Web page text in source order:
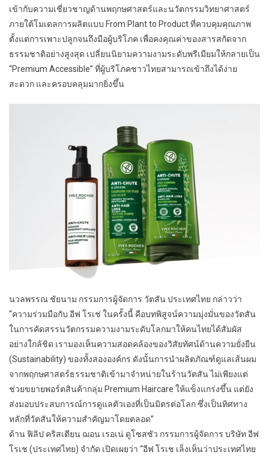
เข้ากับความเชี่ยวชาญด้านพฤกษศาสตร์และนวัตกรรมวิทยาศาสตร์
ภายใต้โมเดลการผลิตแบบ From Plant to Product ที่ควบคุมคุณภาพ
ตั้งแต่การเพาะปลูกจนถึงมือผู้บริโภค เพื่อคงคุณค่าของสารสกัดจาก
ธรรมชาติอย่างสูงสุด เปลี่ยนนิยามความงามระดับพรีเมียมให้กลายเป็น
“Premium Accessible” ที่ผู้บริโภคชาวไทยสามารถเข้าถึงได้ง่าย
สะดวก และครอบคลุมมากยิ่งขึ้น
นวลพรรณ ชัยนาม กรรมการผู้จัดการ วัตสัน ประเทศไทย กล่าวว่า
“ความร่วมมือกับ อีฟ โรเช่ ในครั้งนี้ คือบทพิสูจน์ความมุ่งมั่นของวัตสัน
ในการคัดสรรนวัตกรรมความงามระดับโลกมาให้คนไทยได้สัมผัส
อย่างใกล้ชิด เรามองเห็นความสอดคล้องของวิสัยทัศน์ด้านความยั่งยืน
(Sustainability) ของทั้งสององค์กร ดังนั้นการนำผลิตภัณฑ์ดูแลเส้นผม
จากพฤกษศาสตร์ธรรมชาติเข้ามาจำหน่ายในร้านวัตสัน ไม่เพียงแต่
ช่วยขยายพอร์ตสินค้ากลุ่ม Premium Haircare ให้แข็งแกร่งขึ้น แต่ยัง
ส่งมอบประสบการณ์การดูแลตัวเองที่เป็นมิตรต่อโลก ซึ่งเป็นทิศทาง
หลักที่วัตสันให้ความสำคัญมาโดยตลอด”
ด้าน ฟิลิป คริสเตียน ฌอน เรอเน่ ดูโซสซัว กรรมการผู้จัดการ บริษัท อีฟ
โรเช (ประเทศไทย) จำกัด เปิดเผยว่า “อีฟ โรเช เล็งเห็นว่าประเทศไทย